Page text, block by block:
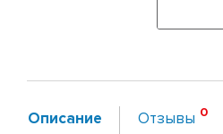
Описание Отзывы